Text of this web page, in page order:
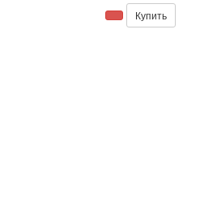
Купить